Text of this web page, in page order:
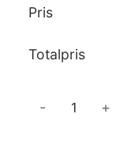
Pris
Totalpris
- +